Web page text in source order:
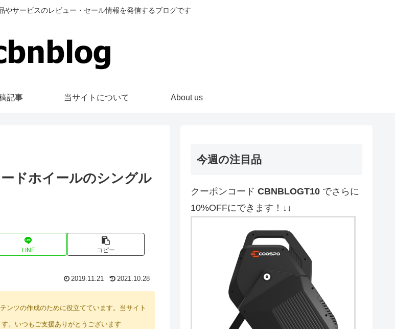
やサービスのレビュー・セール情報を発信するブログです
記事 当サイトについて About us
ドホイールのシングル
LINE コピー
2019.11.21 2021.10.28
ンツの作成のために役立てています。当サイト
。いつもご支援ありがとうございます
今週の注目品
クーポンコード CBNBLOGT10 でさらに
10%OFFにできます！↓↓